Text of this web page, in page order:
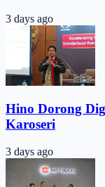
3 days ago
Hino Dorong
Karoseri
3 days ago